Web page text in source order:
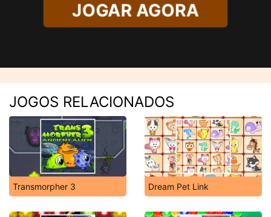
JOGAR AGORA
JOGOS RELACIONADOS
Transmorpher 3 Dream Pet Link